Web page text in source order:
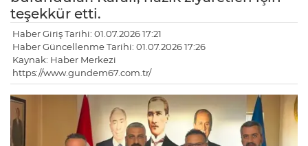
teşekkür etti.
Haber Giriş Tarihi: 01.07.2026 17:21
Haber Güncellenme Tarihi: 01.07.2026 17:26
Kaynak: Haber Merkezi
https://www.gundem67.com.tr/